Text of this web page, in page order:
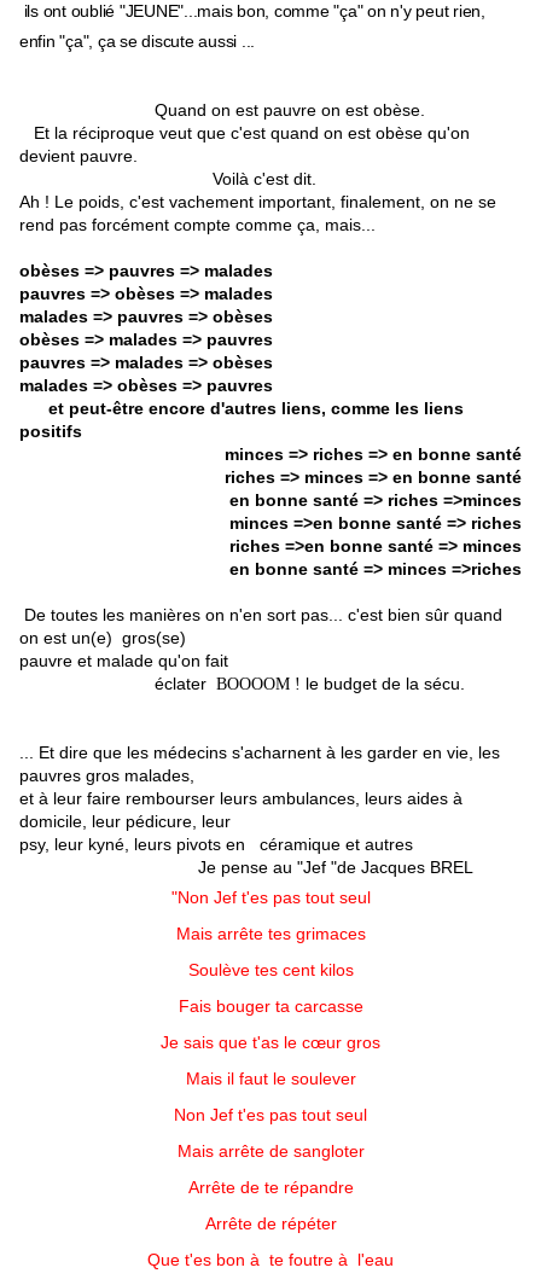
ils ont oublié "JEUNE"...mais bon, comme "ça" on n'y peut rien,
enfin "ça", ça se discute aussi ...
Quand on est pauvre on est obèse.
Et la réciproque veut que c'est quand on est obèse qu'on
devient pauvre.
Voilà c'est dit.
Ah ! Le poids, c'est vachement important, finalement, on ne se
rend pas forcément compte comme ça, mais...
obèses => pauvres => malades
pauvres => obèses => malades
malades => pauvres => obèses
obèses => malades => pauvres
pauvres => malades => obèses
malades => obèses => pauvres
et peut-être encore d'autres liens, comme les liens
positifs
minces => riches => en bonne santé
riches => minces => en bonne santé
en bonne santé => riches =>minces
minces =>en bonne santé => riches
riches =>en bonne santé => minces
en bonne santé => minces =>riches
De toutes les manières on n'en sort pas... c'est bien sûr quand
on est un(e) gros(se)
pauvre et malade qu'on fait
éclater BOOOOM ! le budget de la sécu.
... Et dire que les médecins s'acharnent à les garder en vie, les
pauvres gros malades,
et à leur faire rembourser leurs ambulances, leurs aides à
domicile, leur pédicure, leur
psy, leur kyné, leurs pivots en
céramique et autres
Je pense au "Jef "de Jacques BREL
"Non Jef t'es pas tout seul
Mais arrête tes grimaces
Soulève tes cent kilos
Fais bouger ta carcasse
Je sais que t'as le cœur gros
Mais il faut le soulever
Non Jef t'es pas tout seul
Mais arrête de sangloter
Arrête de te répandre
Arrête de répéter
Que t'es bon à te foutre à l'eau